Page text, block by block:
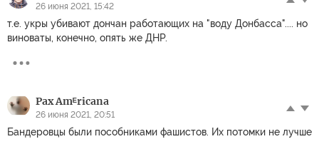
26 июня 2021, 15:42
т.е. укры убивают дончан работающих на "воду Донбасса".... но
виноваты, конечно, опять же ДНР.
Pax Amᴱricana
26 июня 2021, 20:51
Бандеровцы были пособниками фашистов. Их потомки не лучше